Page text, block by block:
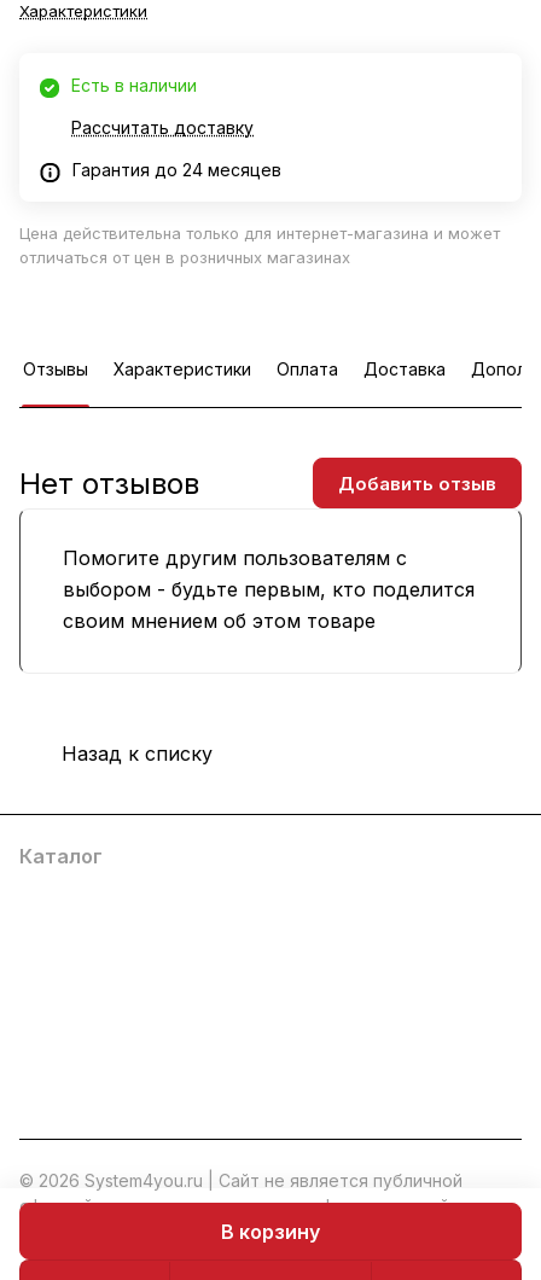
В корзину
Характеристики
Есть в наличии
Рассчитать доставку
Гарантия до 24 месяцев
Цена действительна только для интернет-магазина и может
отличаться от цен в розничных магазинах
Отзывы Характеристики Оплата Доставка
Помогите другим пользователям с
выбором - будьте первым, кто поделится
своим мнением об этом товаре
Нет отзывов Добавить отзыв
Назад к списку
Каталог
© 2026 System4you.ru | Cайт не является публичной
офертой и носит исключительно информационный